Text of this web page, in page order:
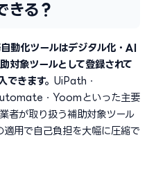
きる？
動化ツールはデジタル化・AI
対象ツールとして登録されて
きます。 UiPath・
・Yoomといった主要
者が取り扱う補助対象ツール
用で自己負担を大幅に圧縮で